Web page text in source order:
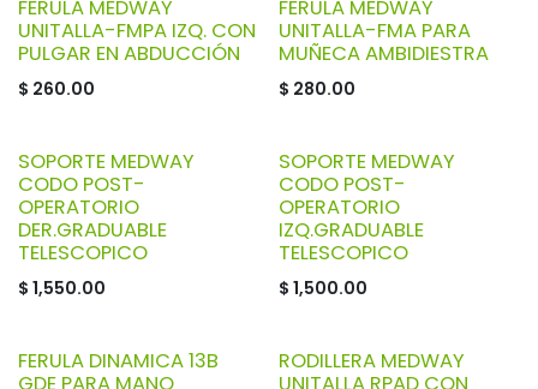
FERULA MEDWAY
UNITALLA-FMPA IZQ. CON
PULGAR EN ABDUCCIÓN
$ 260.00
FERULA MEDWAY
UNITALLA-FMA PARA
MUÑECA AMBIDIESTRA
$ 280.00
SOPORTE MEDWAY
CODO POST-
OPERATORIO
DER.GRADUABLE
TELESCOPICO
$ 1,550.00
SOPORTE MEDWAY
CODO POST-
OPERATORIO
IZQ.GRADUABLE
TELESCOPICO
$ 1,500.00
FERULA DINAMICA 13B
RODILLERA MEDWAY